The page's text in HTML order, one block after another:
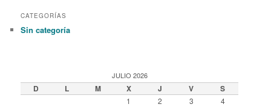
CATEGORÍAS
Sin categoría
JULIO 2026
D L M X J V S
1 2 3
4